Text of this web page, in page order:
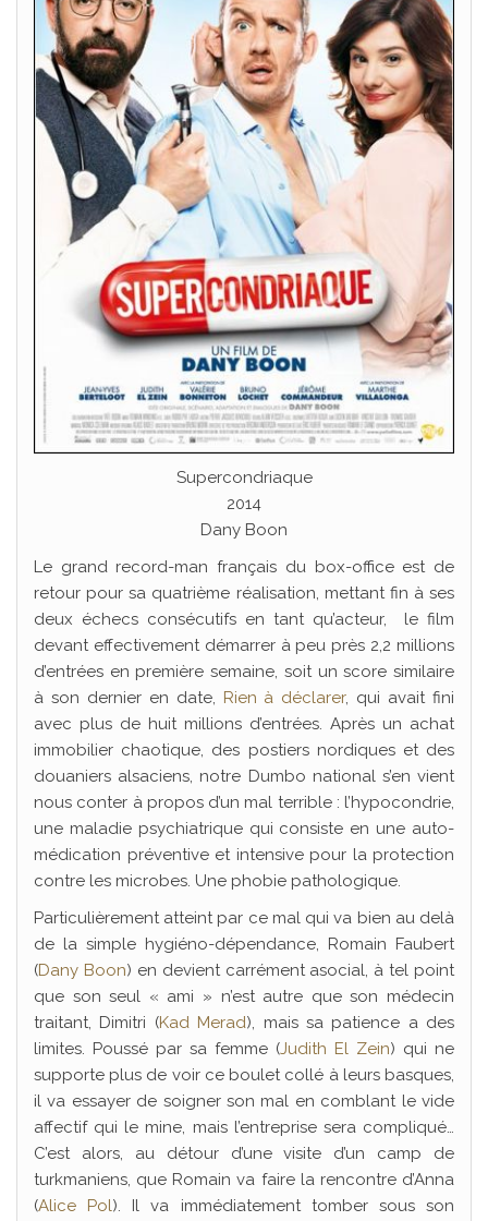
Supercondriaque
2014
Dany Boon
Le grand record-man français du box-office est de
retour pour sa quatrième réalisation, mettant fin à ses
deux échecs consécutifs en tant qu’acteur, le film
devant effectivement démarrer à peu près 2,2 millions
d’entrées en première semaine, soit un score similaire
à son dernier en date, Rien à déclarer, qui avait fini
avec plus de huit millions d’entrées. Après un achat
immobilier chaotique, des postiers nordiques et des
douaniers alsaciens, notre Dumbo national s’en vient
nous conter à propos d’un mal terrible : l’hypocondrie,
une maladie psychiatrique qui consiste en une auto-
médication préventive et intensive pour la protection
contre les microbes. Une phobie pathologique.
Particulièrement atteint par ce mal qui va bien au delà
de la simple hygiéno-dépendance, Romain Faubert
(Dany Boon) en devient carrément asocial, à tel point
que son seul « ami » n’est autre que son médecin
traitant, Dimitri (Kad Merad), mais sa patience a des
limites. Poussé par sa femme (Judith El Zein) qui ne
supporte plus de voir ce boulet collé à leurs basques,
il va essayer de soigner son mal en comblant le vide
affectif qui le mine, mais l’entreprise sera compliqué…
C’est alors, au détour d’une visite d’un camp de
turkmaniens, que Romain va faire la rencontre d’Anna
(Alice Pol). Il va immédiatement tomber sous son